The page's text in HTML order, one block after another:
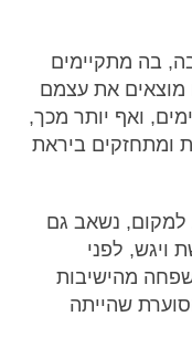
בה מתקיימים
מוצאים את עצמם
ואף יותר מכך,
ומתחזקים ביראת
למקום, נשאב גם
ויגש, לפני
מהישיבות
שהייתה